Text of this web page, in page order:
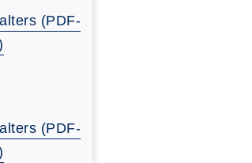
(PDF-
(PDF-